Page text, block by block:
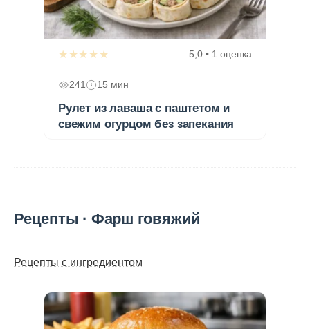
★★★★★ 5,0 • 1 оценка
241 15 мин
Рулет из лаваша с паштетом и
свежим огурцом без запекания
Рецепты · Фарш говяжий
Рецепты с ингредиентом